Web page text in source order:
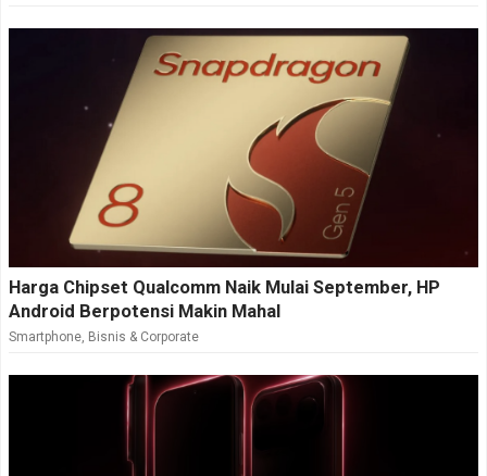
Harga Chipset Qualcomm Naik Mulai September, HP
Android Berpotensi Makin Mahal
Smartphone, Bisnis & Corporate